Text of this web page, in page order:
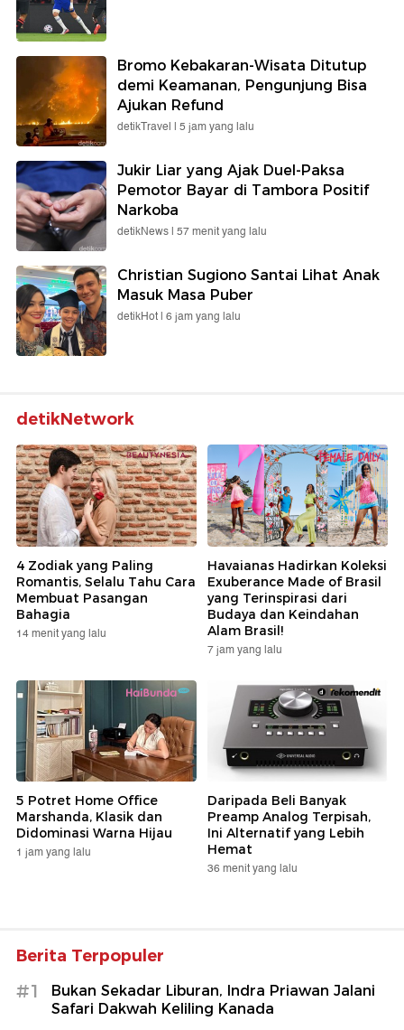
Bromo Kebakaran-Wisata Ditutup
demi Keamanan, Pengunjung Bisa
Ajukan Refund
detikTravel | 5 jam yang lalu
Jukir Liar yang Ajak Duel-Paksa
Pemotor Bayar di Tambora Positif
Narkoba
detikNews | 57 menit yang lalu
Christian Sugiono Santai Lihat Anak
Masuk Masa Puber
detikHot | 6 jam yang lalu
detikNetwork
4 Zodiak yang Paling
Romantis, Selalu Tahu Cara
Membuat Pasangan
Bahagia
14 menit yang lalu
Havaianas Hadirkan Koleksi
Exuberance Made of Brasil
yang Terinspirasi dari
Budaya dan Keindahan
Alam Brasil!
7 jam yang lalu
5 Potret Home Office
Marshanda, Klasik dan
Didominasi Warna Hijau
1 jam yang lalu
Daripada Beli Banyak
Preamp Analog Terpisah,
Ini Alternatif yang Lebih
Hemat
36 menit yang lalu
Berita Terpopuler
#1
Bukan Sekadar Liburan, Indra Priawan Jalani
Safari Dakwah Keliling Kanada